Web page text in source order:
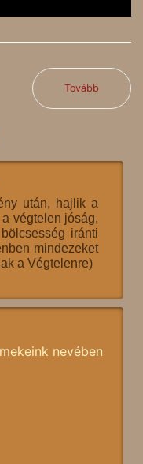
Tovább
után, hajlik a
végtelen jóság,
iránti
mindezeket
a Végtelenre)
nevében